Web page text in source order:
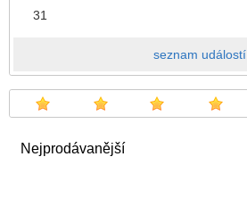
31
seznam událostí
Nejprodávanější